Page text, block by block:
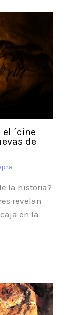
´cine
de
la historia?
revelan
en la